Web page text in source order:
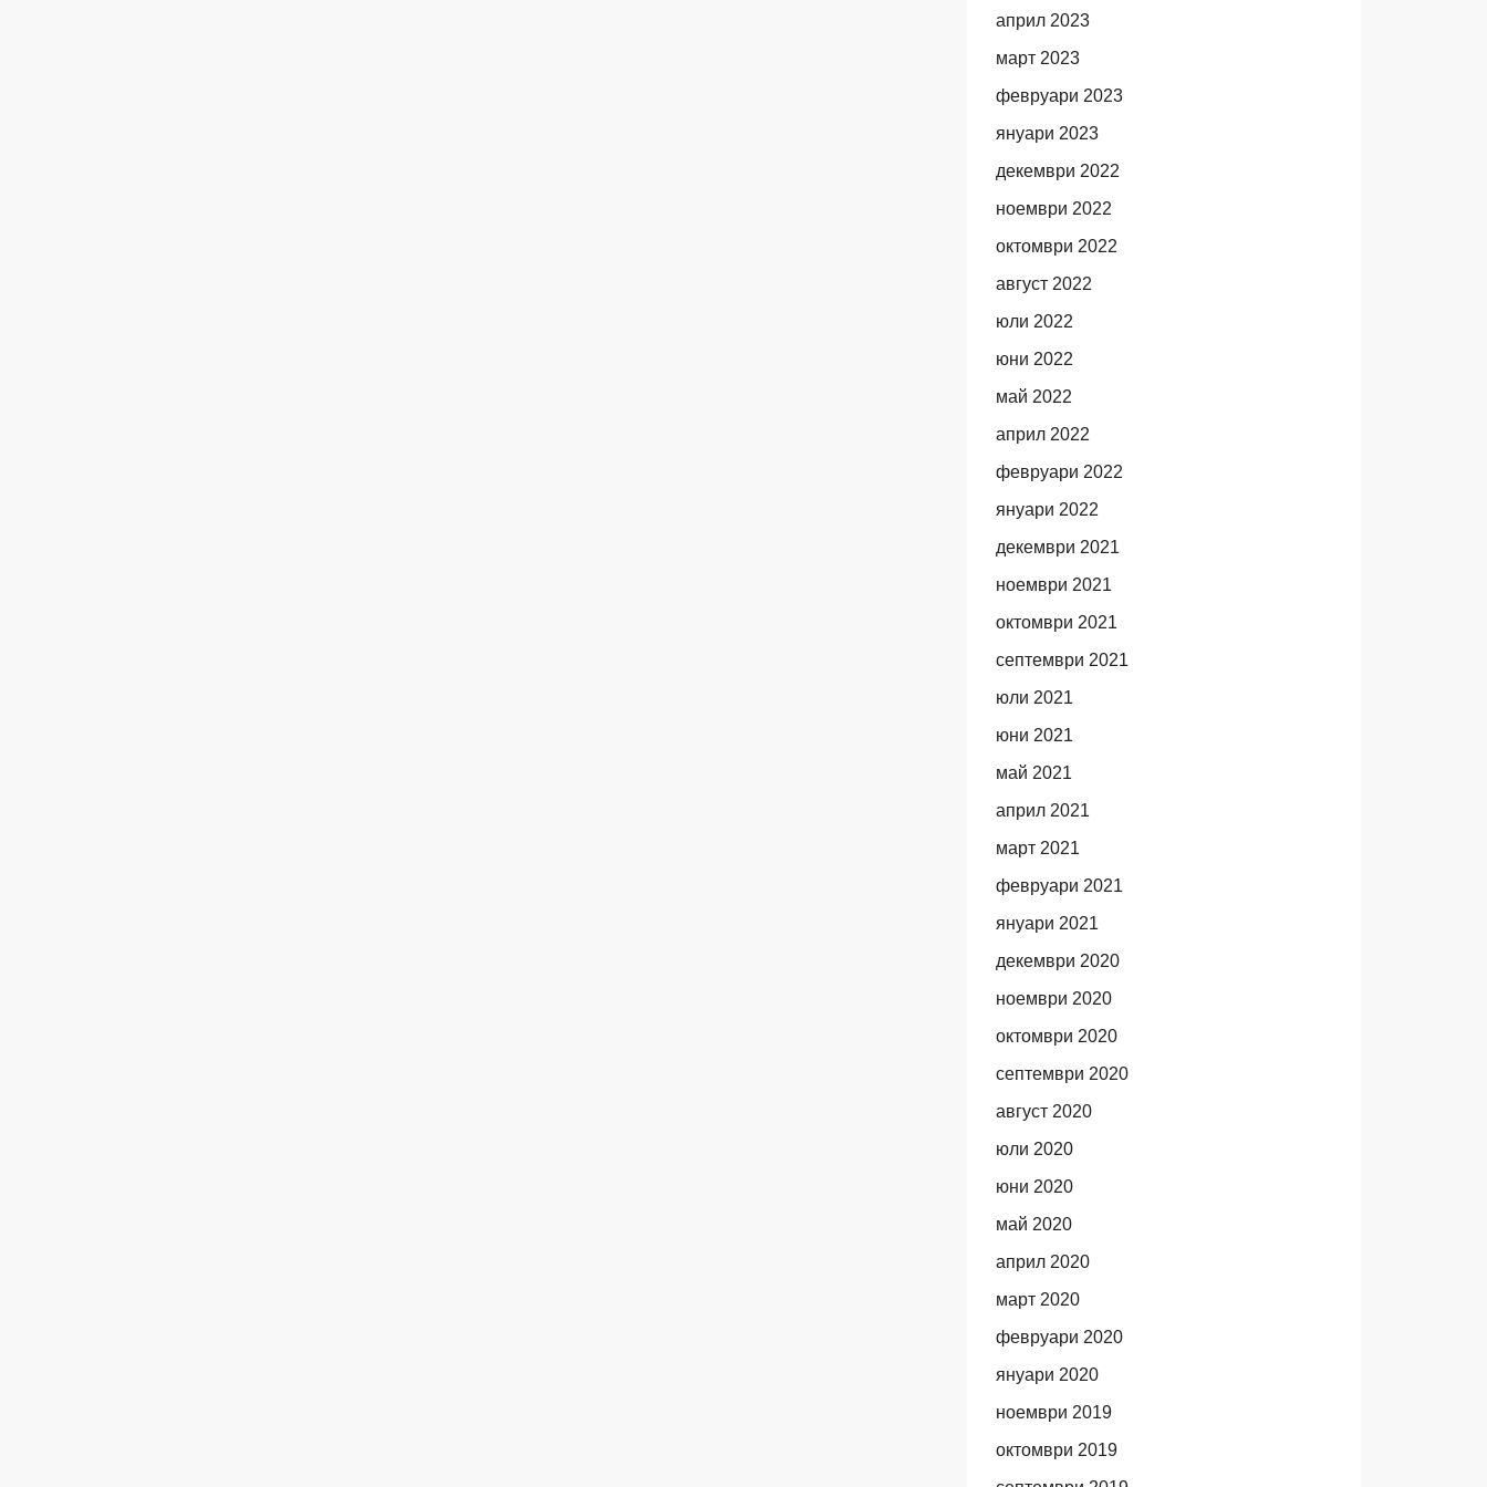
април 2023
март 2023
февруари 2023
януари 2023
декември 2022
ноември 2022
октомври 2022
август 2022
юли 2022
юни 2022
май 2022
април 2022
февруари 2022
януари 2022
декември 2021
ноември 2021
октомври 2021
септември 2021
юли 2021
юни 2021
май 2021
април 2021
март 2021
февруари 2021
януари 2021
декември 2020
ноември 2020
октомври 2020
септември 2020
август 2020
юли 2020
юни 2020
май 2020
април 2020
март 2020
февруари 2020
януари 2020
ноември 2019
октомври 2019